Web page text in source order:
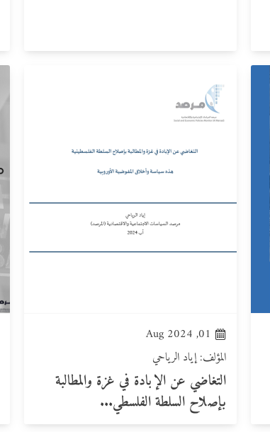
01, Aug 2024
المؤلف: إياد الرياحي
التغاضي عن الإبادة في غزة والمطالبة
بإصلاح السلطة الفلسطي...